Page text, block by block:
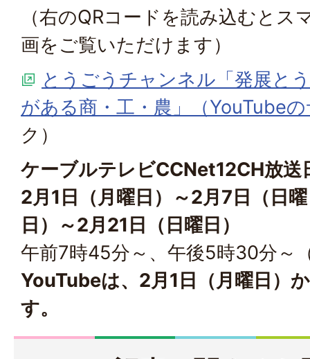
（右のQRコードを読み込むと
画をご覧いただけます）
とうごうチャンネル「発展と
がある商・工・農」（YouTube
ク）
ケーブルテレビCCNet12CH放送
2月1日（月曜日）～2月7日（日
日）～2月21日（日曜日）
午前7時45分～、午後5時30分～
YouTubeは、2月1日（月曜日）
す。